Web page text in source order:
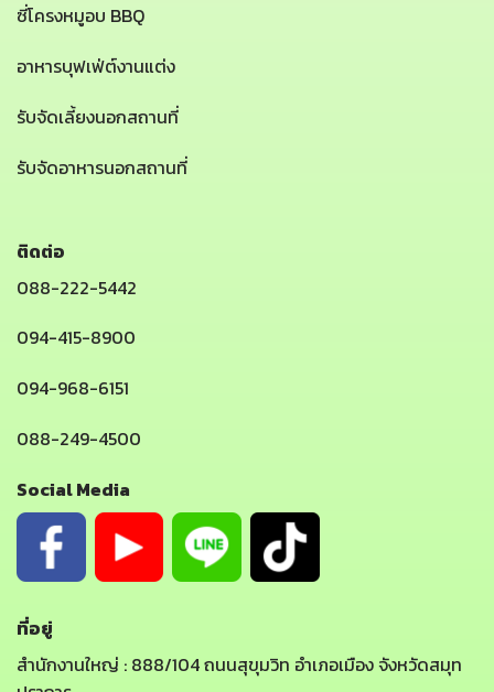
ซี่โครงหมูอบ BBQ
อาหารบุฟเฟ่ต์งานแต่ง
รับจัดเลี้ยงนอกสถานที่
รับจัดอาหารนอกสถานที่
ติดต่อ
088-222-5442
094-415-8900
094-968-6151
088-249-4500
Social Media
ที่อยู่
สำนักงานใหญ่ : 888/104 ถนนสุขุมวิท อำเภอเมือง จังหวัดสมุท